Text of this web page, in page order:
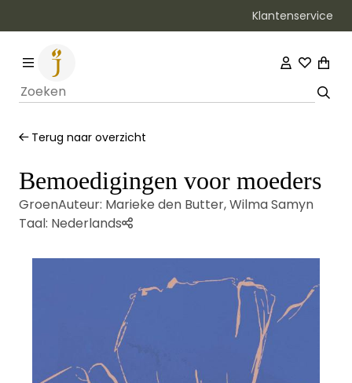
Klantenservice
Terug naar overzicht
Bemoedigingen voor moeders
GroenAuteur: Marieke den Butter,Wilma Samyn
Taal: Nederlands